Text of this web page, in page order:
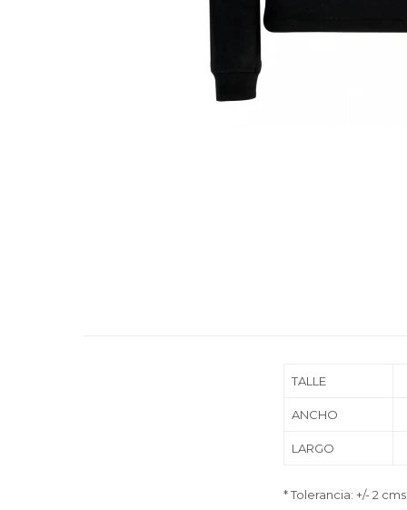
TALLE
ANCHO
LARGO
* Tolerancia: +/- 2